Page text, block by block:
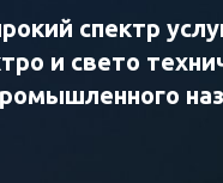
спектр
и свето